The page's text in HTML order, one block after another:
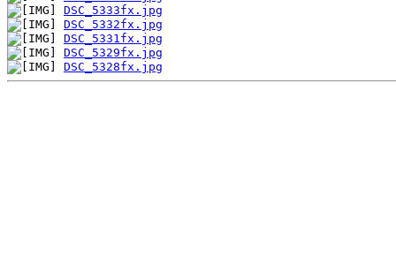
DSC_5333fx.jpg
DSC_5332fx.jpg
DSC_5331fx.jpg
DSC_5329fx.jpg
DSC_5328fx.jpg